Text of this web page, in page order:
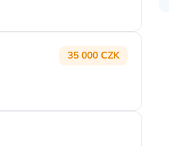
35 000 CZK